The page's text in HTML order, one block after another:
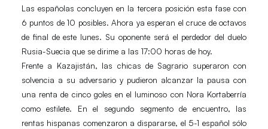
Las españolas concluyen en la tercera posición esta fase con
6 puntos de 10 posibles. Ahora ya esperan el cruce de octavos
de final de este lunes. Su oponente será el perdedor del duelo
Rusia-Suecia que se dirime a las 17:00 horas de hoy.
Frente a Kazajistán, las chicas de Sagrario superaron con
solvencia a su adversario y pudieron alcanzar la pausa con
una renta de cinco goles en el luminoso con Nora Kortaberría
como estilete. En el segundo segmento de encuentro, las
rentas hispanas comenzaron a dispararse, el 5-1 español sólo